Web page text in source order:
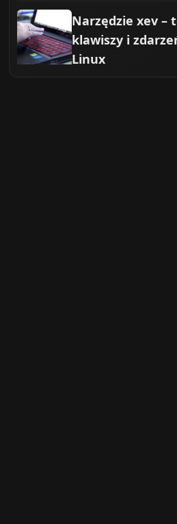
Narzędzie xev –
klawiszy i
Linux